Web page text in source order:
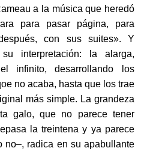
a la música que heredó
para pasar página, para
con sus suites». Y
interpretación: la alarga,
infinito, desarrollando los
no acaba, hasta que los trae
más simple. La grandeza
galo, que no parece tener
la treintena y ya parece
no–, radica en su apabullante